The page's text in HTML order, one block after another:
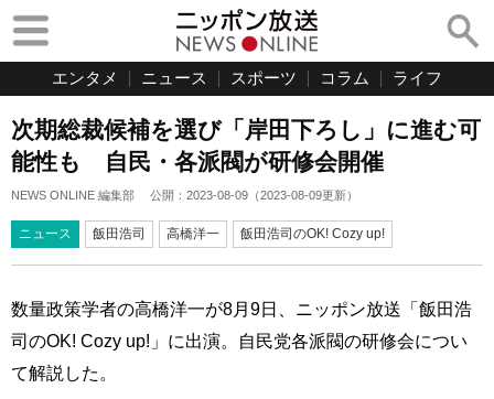
エンタメ ニュース スポーツ コラム ライフ
次期総裁候補を選び「岸田下ろし」に進む可
能性も 自民・各派閥が研修会開催
NEWS ONLINE 編集部 公開： 2023-08-09 （2023-08-09更新）
ニュース 飯田浩司 高橋洋一 飯田浩司のOK! Cozy up!
数量政策学者の高橋洋一が8月9日、ニッポン放送「飯田浩
司のOK! Cozy up!」に出演。自民党各派閥の研修会につい
て解説した。